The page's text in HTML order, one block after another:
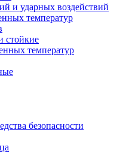
и ударных воздействий
температур
стойкие
температур
безопасности